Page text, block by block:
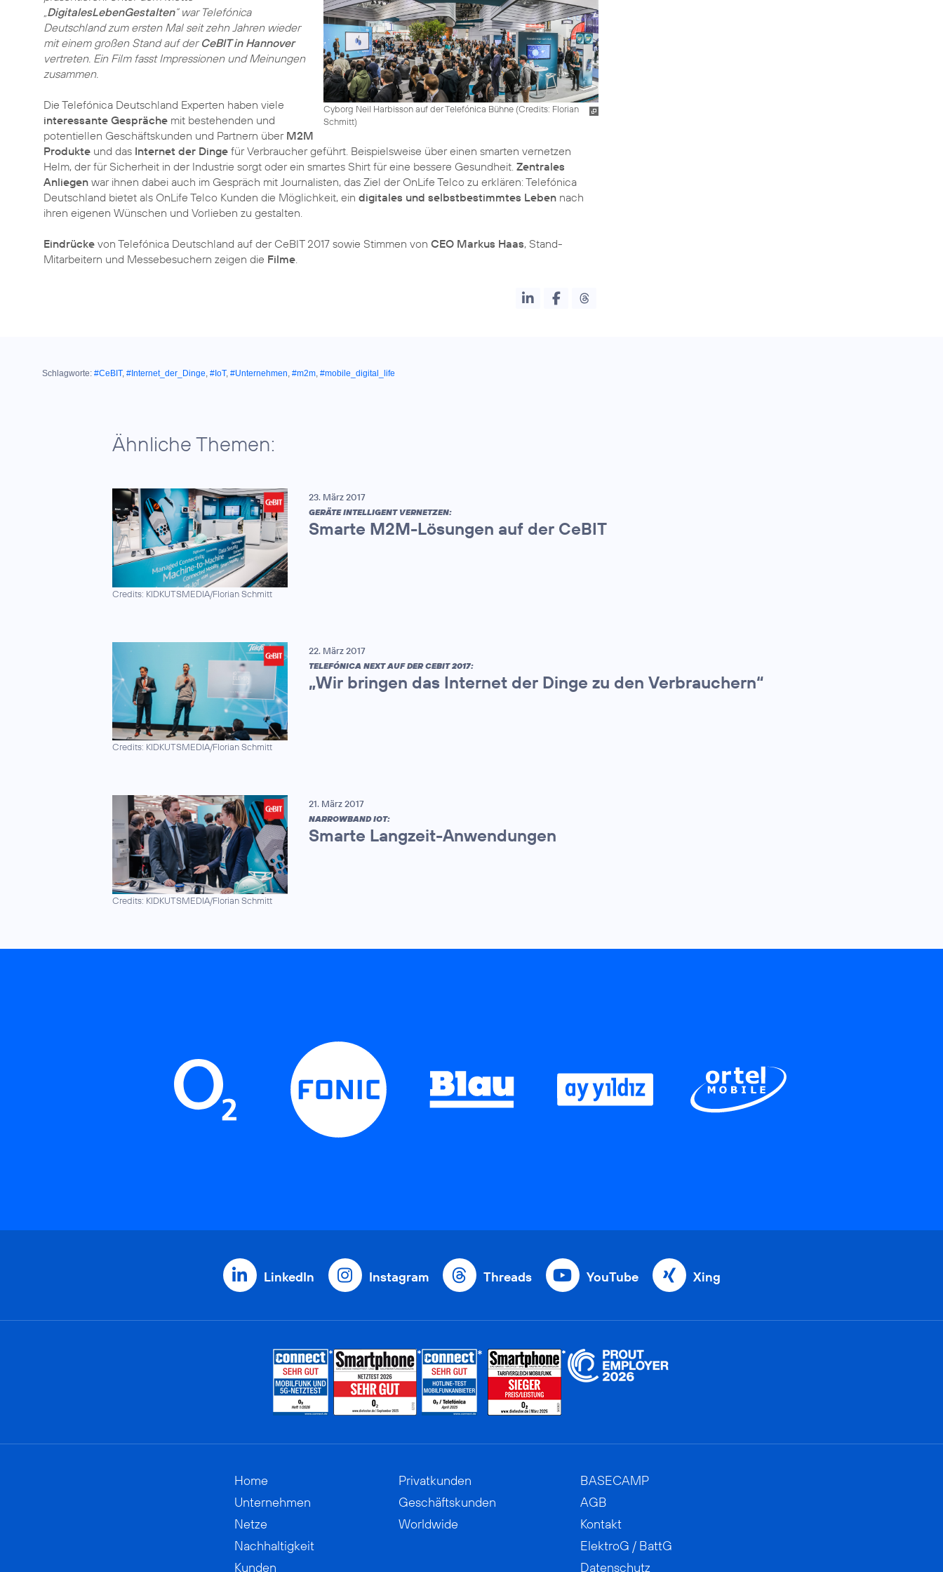
Cyborg Neil Harbisson auf der Telefónica Bühne (Credits: Florian
Schmitt)
„DigitalesLebenGestalten“ war Telefónica
Deutschland zum ersten Mal seit zehn Jahren wieder
mit einem großen Stand auf der CeBIT in Hannover
vertreten. Ein Film fasst Impressionen und Meinungen
zusammen.
Die Telefónica Deutschland Experten haben viele
interessante Gespräche mit bestehenden und
potentiellen Geschäftskunden und Partnern über M2M
Produkte und das Internet der Dinge für Verbraucher geführt. Beispielsweise über einen smarten vernetzen
Helm, der für Sicherheit in der Industrie sorgt oder ein smartes Shirt für eine bessere Gesundheit. Zentrales
Anliegen war ihnen dabei auch im Gespräch mit Journalisten, das Ziel der OnLife Telco zu erklären: Telefónica
Deutschland bietet als OnLife Telco Kunden die Möglichkeit, ein digitales und selbstbestimmtes Leben nach
ihren eigenen Wünschen und Vorlieben zu gestalten.
Eindrücke von Telefónica Deutschland auf der CeBIT 2017 sowie Stimmen von CEO Markus Haas, Stand-
Mitarbeitern und Messebesuchern zeigen die Filme.
Schlagworte: #CeBIT, #Internet_der_Dinge, #IoT, #Unternehmen, #m2m, #mobile_digital_life
Ähnliche Themen:
Credits: KIDKUTSMEDIA/Florian Schmitt
23. März 2017
GERÄTE INTELLIGENT VERNETZEN:
Smarte M2M-Lösungen auf der CeBIT
Credits: KIDKUTSMEDIA/Florian Schmitt
22. März 2017
TELEFÓNICA NEXT AUF DER CEBIT 2017:
„Wir bringen das Internet der Dinge zu den Verbrauchern“
Credits: KIDKUTSMEDIA/Florian Schmitt
21. März 2017
NARROWBAND IOT:
Smarte Langzeit-Anwendungen
LinkedIn Instagram Threads YouTube Xing
Home
Unternehmen
Netze
Nachhaltigkeit
Kunden
Privatkunden
Geschäftskunden
Worldwide
BASECAMP
AGB
Kontakt
ElektroG / BattG
Datenschutz